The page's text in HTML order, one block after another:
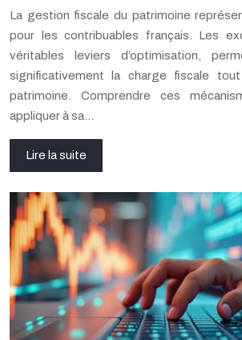
La gestion fiscale du patrimoine
pour les contribuables français. Les
véritables leviers d’optimisation,
significativement la charge fiscale
patrimoine. Comprendre ces
appliquer à sa…
Lire la suite